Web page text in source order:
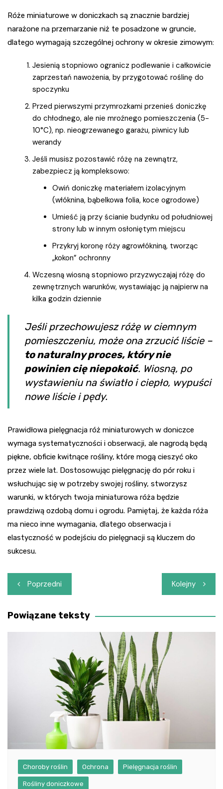
Róże miniaturowe w doniczkach są znacznie bardziej
narażone na przemarzanie niż te posadzone w gruncie,
dlatego wymagają szczególnej ochrony w okresie zimowym:
Jesienią stopniowo ogranicz podlewanie i całkowicie
zaprzestań nawożenia, by przygotować roślinę do
spoczynku
Przed pierwszymi przymrozkami przenieś doniczkę
do chłodnego, ale nie mroźnego pomieszczenia (5-
10°C), np. nieogrzewanego garażu, piwnicy lub
werandy
Jeśli musisz pozostawić różę na zewnątrz,
zabezpiecz ją kompleksowo:
Owiń doniczkę materiałem izolacyjnym
(włóknina, bąbelkowa folia, koce ogrodowe)
Umieść ją przy ścianie budynku od południowej
strony lub w innym osłoniętym miejscu
Przykryj koronę róży agrowłókniną, tworząc
„kokon” ochronny
Wczesną wiosną stopniowo przyzwyczajaj różę do
zewnętrznych warunków, wystawiając ją najpierw na
kilka godzin dziennie
Jeśli przechowujesz różę w ciemnym
pomieszczeniu, może ona zrzucić liście –
to naturalny proces, który nie
powinien cię niepokoić. Wiosną, po
wystawieniu na światło i ciepło, wypuści
nowe liście i pędy.
Prawidłowa pielęgnacja róż miniaturowych w doniczce
wymaga systematyczności i obserwacji, ale nagrodą będą
piękne, obficie kwitnące rośliny, które mogą cieszyć oko
przez wiele lat. Dostosowując pielęgnację do pór roku i
wsłuchując się w potrzeby swojej rośliny, stworzysz
warunki, w których twoja miniaturowa róża będzie
prawdziwą ozdobą domu i ogrodu. Pamiętaj, że każda róża
ma nieco inne wymagania, dlatego obserwacja i
elastyczność w podejściu do pielęgnacji są kluczem do
sukcesu.
Nawigacja
wpisu
Poprzedni Kolejny
Powiązane teksty
Choroby roślin Ochrona Pielęgnacja roślin
Rośliny doniczkowe